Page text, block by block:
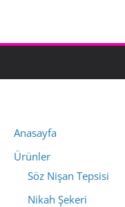
Anasayfa
Ürünler
Söz Nişan Tepsisi
Nikah Şekeri